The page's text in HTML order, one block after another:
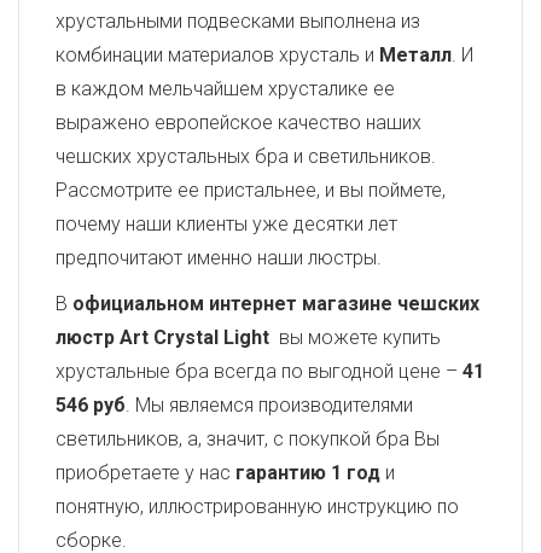
хрустальными подвесками выполнена из
комбинации материалов хрусталь и Металл. И
в каждом мельчайшем хрусталике ее
выражено европейское качество наших
чешских хрустальных бра и светильников.
Рассмотрите ее пристальнее, и вы поймете,
почему наши клиенты уже десятки лет
предпочитают именно наши люстры.
В официальном интернет магазине чешских
люстр Art Crystal Light вы можете купить
хрустальные бра всегда по выгодной цене – 41
546 руб. Мы являемся производителями
светильников, а, значит, с покупкой бра Вы
приобретаете у нас гарантию 1 год и
понятную, иллюстрированную инструкцию по
сборке.